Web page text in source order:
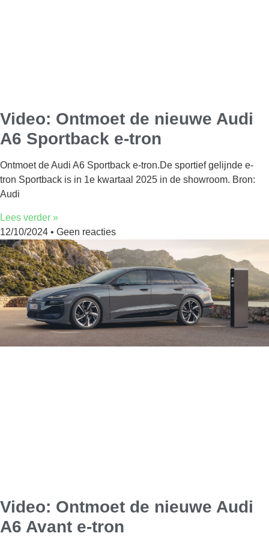
Video: Ontmoet de nieuwe Audi
A6 Sportback e-tron
Ontmoet de Audi A6 Sportback e-tron.De sportief gelijnde e-
tron Sportback is in 1e kwartaal 2025 in de showroom. Bron:
Audi
Lees verder »
12/10/2024
Geen reacties
Video: Ontmoet de nieuwe Audi
A6 Avant e-tron